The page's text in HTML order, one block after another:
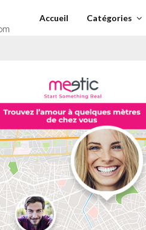
Accueil Catégories